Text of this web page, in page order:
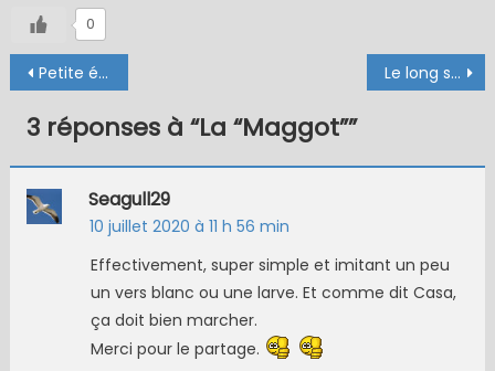
0
Navigation
de
l’article
Petite éphémère noire très visible en montage parachute Le long silence
3 réponses à “La “Maggot””
Seagull29
10 juillet 2020 à 11 h 56 min
Effectivement, super simple et imitant un peu
un vers blanc ou une larve. Et comme dit Casa,
ça doit bien marcher.
Merci pour le partage.